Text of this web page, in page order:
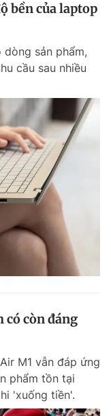
cáo
404
Chính sách bảo
24.3.2020
Niên. Cấm sao chép
bằng văn bản.
bền của laptop
sản phẩm,
cầu sau nhiều
có còn đáng
M1 vẫn đáp ứng
phẩm tồn tại
'xuống tiền'.